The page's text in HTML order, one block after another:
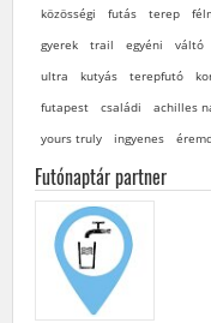
közösségi futás terep
gyerek
trail egyéni váltó
ultra
kutyás terepfutó
futapest
családi achilles
yours truly
ingyenes
Futónaptár partner